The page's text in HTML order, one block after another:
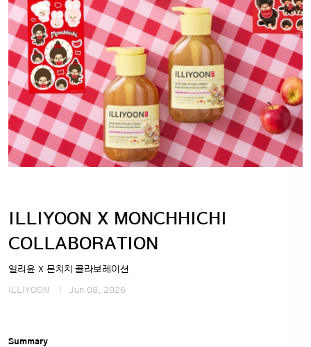
ILLIYOON X MONCHHICHI
COLLABORATION
일리윤 X 몬치치 콜라보레이션
ILLIYOON Jun 08, 2026
Summary